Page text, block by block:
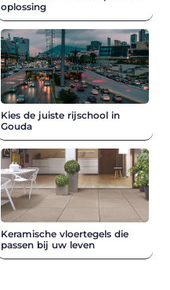
oplossing
Kies de juiste rijschool in
Gouda
Keramische vloertegels die
passen bij uw leven